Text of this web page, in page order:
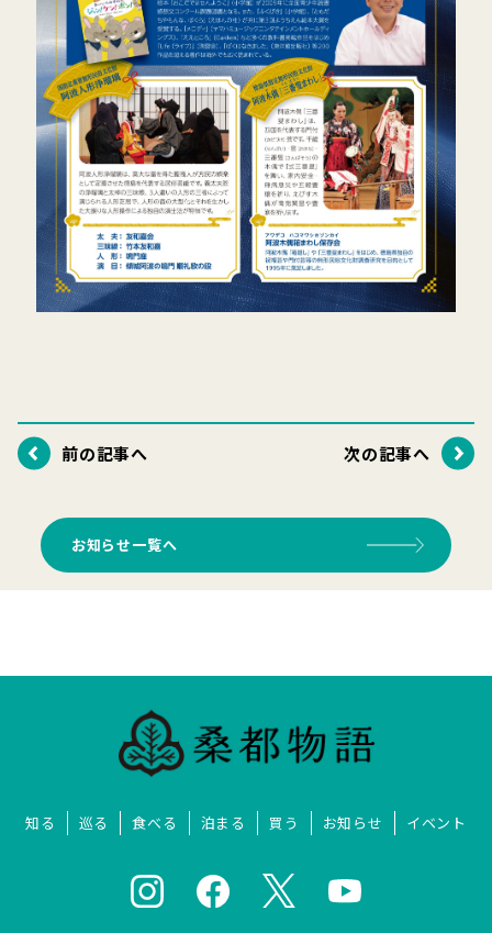
前の記事へ 次の記事へ
お知らせ一覧へ
知る 巡る 食べる 泊まる 買う お知らせ イベント